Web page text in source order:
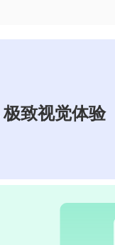
致视觉体验